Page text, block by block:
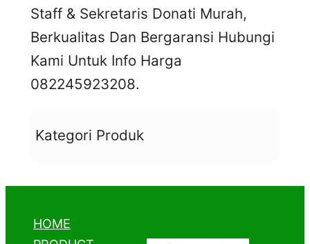
a
r
c
h
Staff & Sekretaris Donati Murah,
Berkualitas Dan Bergaransi Hubungi
Kami Untuk Info Harga
082245923208.
Kategori Produk
HOME